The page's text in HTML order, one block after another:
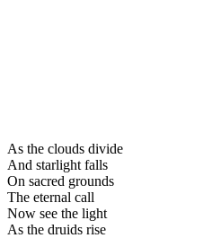
As the clouds divide
And starlight falls
On sacred grounds
The eternal call
Now see the light
As the druids rise